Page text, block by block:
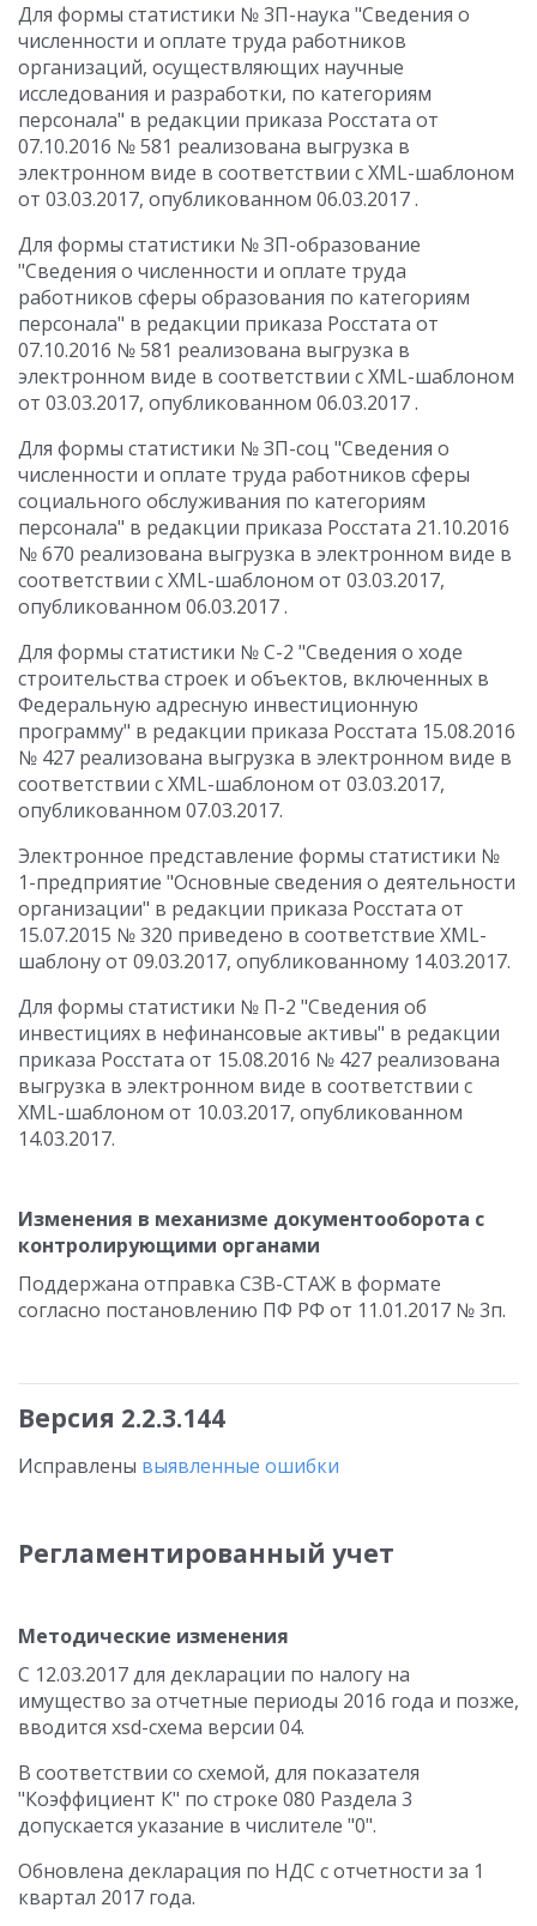
Для формы статистики № 3П-наука "Сведения о
численности и оплате труда работников
организаций, осуществляющих научные
исследования и разработки, по категориям
персонала" в редакции приказа Росстата от
07.10.2016 № 581 реализована выгрузка в
электронном виде в соответствии с XML-шаблоном
от 03.03.2017, опубликованном 06.03.2017 .
Для формы статистики № ЗП-образование
"Сведения о численности и оплате труда
работников сферы образования по категориям
персонала" в редакции приказа Росстата от
07.10.2016 № 581 реализована выгрузка в
электронном виде в соответствии с XML-шаблоном
от 03.03.2017, опубликованном 06.03.2017 .
Для формы статистики № ЗП-соц "Сведения о
численности и оплате труда работников сферы
социального обслуживания по категориям
персонала" в редакции приказа Росстата 21.10.2016
№ 670 реализована выгрузка в электронном виде в
соответствии с XML-шаблоном от 03.03.2017,
опубликованном 06.03.2017 .
Для формы статистики № С-2 "Сведения о ходе
строительства строек и объектов, включенных в
Федеральную адресную инвестиционную
программу" в редакции приказа Росстата 15.08.2016
№ 427 реализована выгрузка в электронном виде в
соответствии с XML-шаблоном от 03.03.2017,
опубликованном 07.03.2017.
Электронное представление формы статистики №
1-предприятие "Основные сведения о деятельности
организации" в редакции приказа Росстата от
15.07.2015 № 320 приведено в соответствие XML-
шаблону от 09.03.2017, опубликованному 14.03.2017.
Для формы статистики № П-2 "Сведения об
инвестициях в нефинансовые активы" в редакции
приказа Росстата от 15.08.2016 № 427 реализована
выгрузка в электронном виде в соответствии с
XML-шаблоном от 10.03.2017, опубликованном
14.03.2017.
Изменения в механизме документооборота с
контролирующими органами
Поддержана отправка СЗВ-СТАЖ в формате
согласно постановлению ПФ РФ от 11.01.2017 № 3п.
Версия 2.2.3.144
Исправлены выявленные ошибки
Регламентированный учет
Методические изменения
С 12.03.2017 для декларации по налогу на
имущество за отчетные периоды 2016 года и позже,
вводится xsd-схема версии 04.
В соответствии со схемой, для показателя
"Коэффициент К" по строке 080 Раздела 3
допускается указание в числителе "0".
Обновлена декларация по НДС с отчетности за 1
квартал 2017 года.